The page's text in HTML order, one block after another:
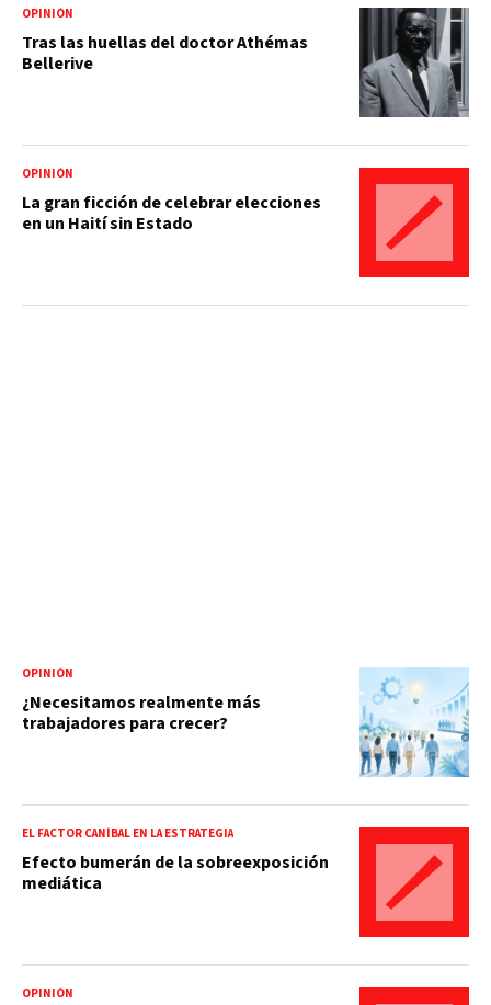
OPINIÓN
Tras las huellas del doctor Athémas
Bellerive
OPINIÓN
La gran ficción de celebrar elecciones
en un Haití sin Estado
OPINIÓN
¿Necesitamos realmente más
trabajadores para crecer?
EL FACTOR CANÍBAL EN LA ESTRATEGIA
Efecto bumerán de la sobreexposición
mediática
OPINIÓN